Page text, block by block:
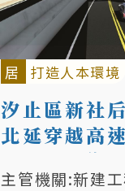
居 打造人本環境
汐止區新社
北延穿越高
路段新闢道
主管機關:新建